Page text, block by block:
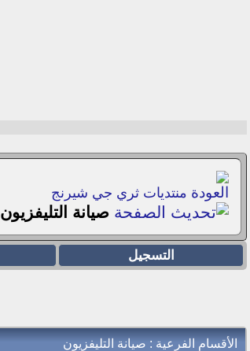
منتديات ثري جي شيرنج
صيانة التليفزيون
التسجيل
الأقسام الفرعية : صيانة التليفزيون